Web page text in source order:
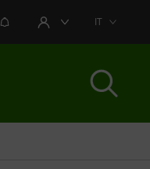
NOTIFICHEAREA UTENTEIT